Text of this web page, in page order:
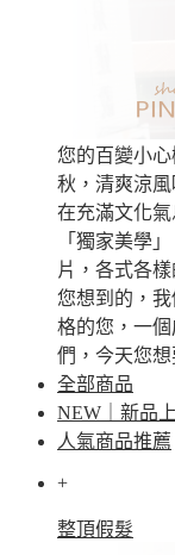
您的百變小
秋，清爽涼風
在充滿文化
「獨家美學
片，各式各
您想到的，
格的您，一
們，今天您
全部商品
NEW｜新品
人氣商品推薦
+
整頂假髮